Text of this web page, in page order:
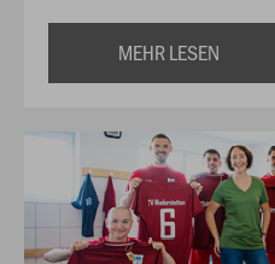
MEHR LESEN